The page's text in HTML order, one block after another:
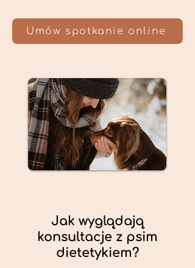
Umów spotkanie online
Jak wyglądają
konsultacje z psim
dietetykiem?